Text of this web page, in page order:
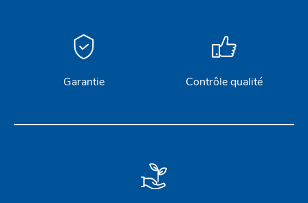
Garantie Contrôle qualité